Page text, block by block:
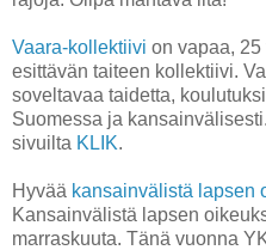
Vaara-kollektiivi on vapaa,
esittävän taiteen kollektiivi.
soveltavaa taidetta,
Suomessa ja
sivuilta KLIK.
Hyvää kansainvälistä lapsen
Kansainvälistä lapsen
marraskuuta. Tänä vuonna